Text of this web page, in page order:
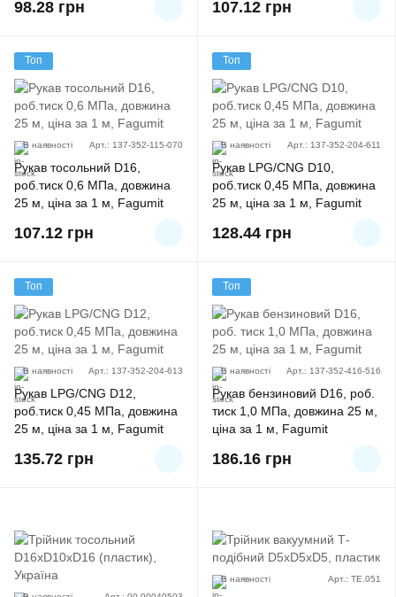
98.28 грн 107.12 грн
Топ
В наявності Арт.: 137-352-115-070
Рукав тосольний D16,
роб.тиск 0,6 MПа, довжина
25 м, ціна за 1 м, Fagumit
107.12 грн
Топ
В наявності Арт.: 137-352-204-611
Рукав LPG/CNG D10,
роб.тиск 0,45 MПа, довжина
25 м, ціна за 1 м, Fagumit
128.44 грн
Топ
В наявності Арт.: 137-352-204-613
Рукав LPG/CNG D12,
роб.тиск 0,45 MПа, довжина
25 м, ціна за 1 м, Fagumit
135.72 грн
Топ
В наявності Арт.: 137-352-416-516
Рукав бензиновий D16, роб.
тиск 1,0 МПа, довжина 25 м,
ціна за 1 м, Fagumit
186.16 грн
В наявності Арт.: TE.051